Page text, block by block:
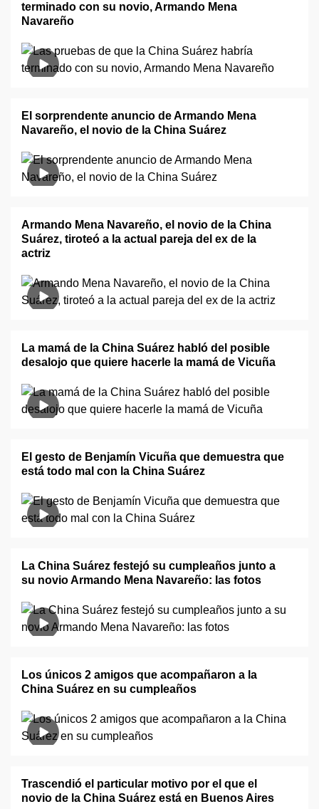
terminado con su novio, Armando Mena
Navareño
El sorprendente anuncio de Armando Mena
Navareño, el novio de la China Suárez
Armando Mena Navareño, el novio de la China
Suárez, tiroteó a la actual pareja del ex de la
actriz
La mamá de la China Suárez habló del posible
desalojo que quiere hacerle la mamá de Vicuña
El gesto de Benjamín Vicuña que demuestra que
está todo mal con la China Suárez
La China Suárez festejó su cumpleaños junto a
su novio Armando Mena Navareño: las fotos
Los únicos 2 amigos que acompañaron a la
China Suárez en su cumpleaños
Trascendió el particular motivo por el que el
novio de la China Suárez está en Buenos Aires